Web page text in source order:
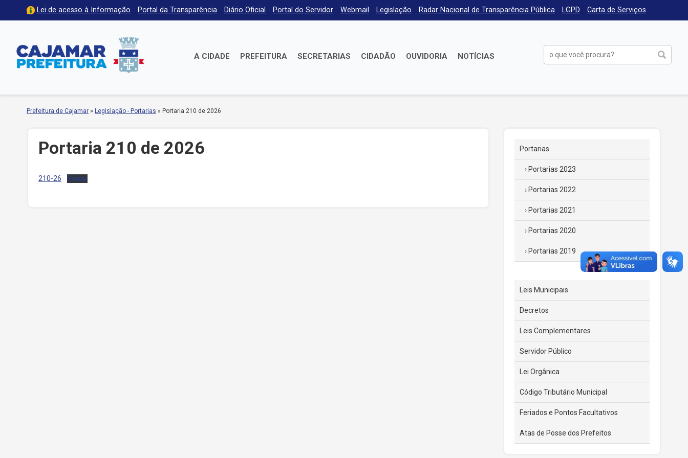
Lei de acesso à Informação Portal da Transparência Diário Oficial Portal do Servidor Webmail Legislação Radar Nacional de Transparência Pública LGPD Carta de Serviços
A CIDADE PREFEITURA SECRETARIAS CIDADÃO OUVIDORIA NOTÍCIAS
Prefeitura de Cajamar » Legislação - Portarias » Portaria 210 de 2026
Portaria 210 de 2026
210-26 Baixar
Portarias
Portarias 2023
Portarias 2022
Portarias 2021
Portarias 2020
Portarias 2019
Leis Municipais
Decretos
Leis Complementares
Servidor Público
Lei Orgânica
Código Tributário Municipal
Feriados e Pontos Facultativos
Atas de Posse dos Prefeitos